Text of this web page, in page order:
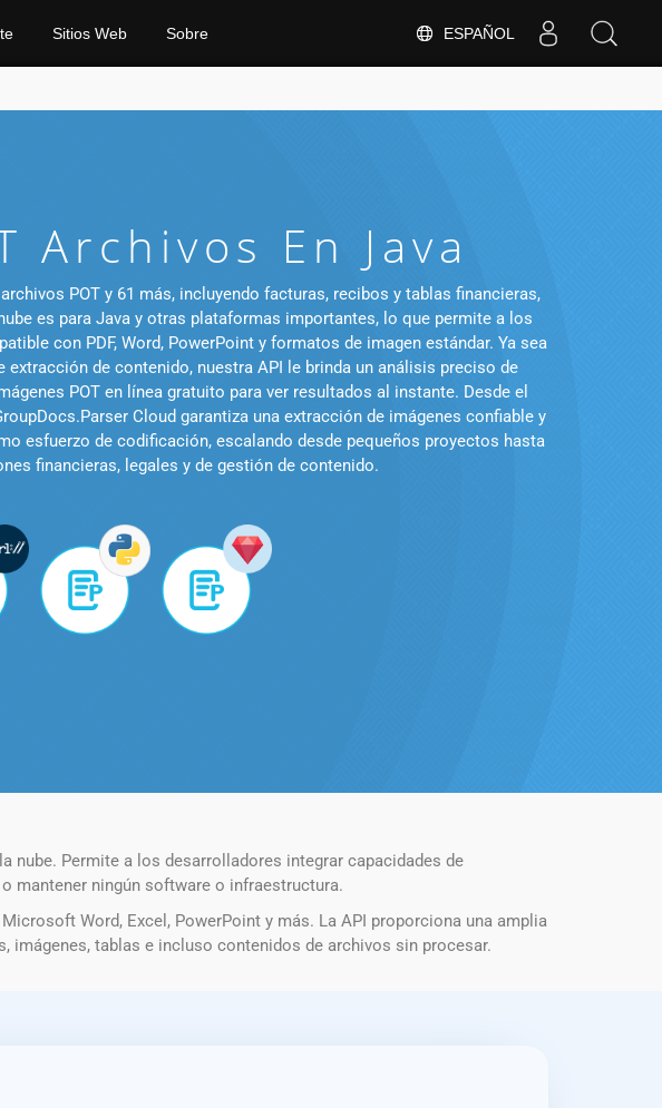
ESPAÑOL
Sitios Web Sobre
Archivos En Java
POT y 61 más, incluyendo facturas, recibos y tablas financieras,
es para Java y otras plataformas importantes, lo que permite a los
con PDF, Word, PowerPoint y formatos de imagen estándar. Ya sea
de contenido, nuestra API le brinda un análisis preciso de
POT en línea gratuito para ver resultados al instante. Desde el
Cloud garantiza una extracción de imágenes confiable y
esfuerzo de codificación, escalando desde pequeños proyectos hasta
financieras, legales y de gestión de contenido.
nube. Permite a los desarrolladores integrar capacidades de
mantener ningún software o infraestructura.
Word, Excel, PowerPoint y más. La API proporciona una amplia
tablas e incluso contenidos de archivos sin procesar.